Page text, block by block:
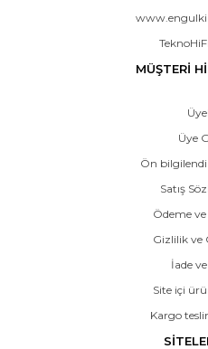
MÜŞTERİ
Üye
Ön
Satış
Ödeme
Gizlilik ve
İade
Site içi
Kargo